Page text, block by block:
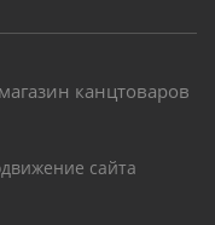
канцтоваров
сайта